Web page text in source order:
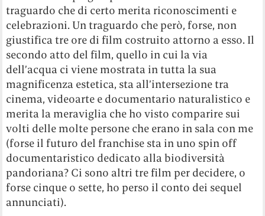
traguardo che di certo merita riconoscimenti e
celebrazioni. Un traguardo che però, forse, non
giustifica tre ore di film costruito attorno a esso. Il
secondo atto del film, quello in cui la via
dell’acqua ci viene mostrata in tutta la sua
magnificenza estetica, sta all’intersezione tra
cinema, videoarte e documentario naturalistico e
merita la meraviglia che ho visto comparire sui
volti delle molte persone che erano in sala con me
(forse il futuro del franchise sta in uno spin off
documentaristico dedicato alla biodiversità
pandoriana? Ci sono altri tre film per decidere, o
forse cinque o sette, ho perso il conto dei sequel
annunciati).